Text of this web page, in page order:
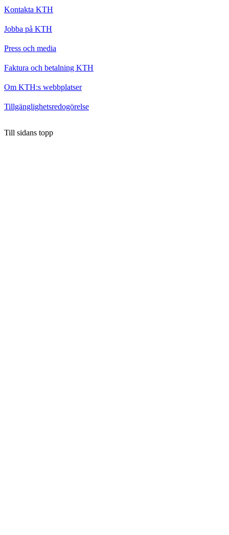
Kontakta KTH
Jobba på KTH
Press och media
Faktura och betalning KTH
Om KTH:s webbplatser
Tillgänglighetsredogörelse
Till sidans topp